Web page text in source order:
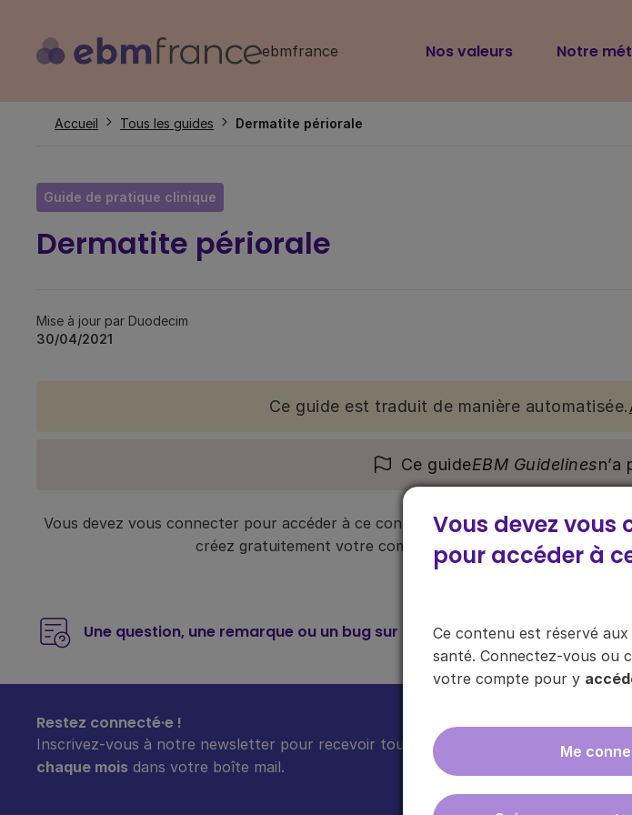
contenu
ebmfrance
Navigation
Nos valeurs Notre
Vous devez vous
pour accéder à
Ce contenu est réservé
santé. Connectez-vous ou
votre compte pour y
Me
Fil
Accueil Tous les guides Dermatite périorale
Guide de pratique clinique
Dermatite périorale
Mise à jour par Duodecim
30/04/2021
Ce guide est traduit de manière automatisée.
Ce guideEBM Guidelinesn’a
Vous devez vous connecter pour accéder à ce contenu. Ce contenu est réservé
créez gratuitement votre compte pour y accéder, via le
Une question, une remarque ou un bug sur ce contenu ?
Restez connecté·e !
Inscrivez-vous à notre newsletter pour recevoir toutes les infos sur nos guides
chaque mois dans votre boîte mail.
En